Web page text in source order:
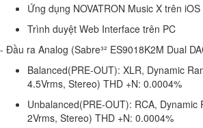
Ứng dụng NOVATRON Music X trên
Trình duyệt Web Interface trên PC
- Đầu ra Analog (Sabre³² ES9018K2M Dual
Balanced(PRE-OUT): XLR, Dynamic
4.5Vrms, Stereo) THD +N: 0.0004%
Unbalanced(PRE-OUT): RCA, Dynamic
2Vrms, Stereo) THD +N: 0.0004%